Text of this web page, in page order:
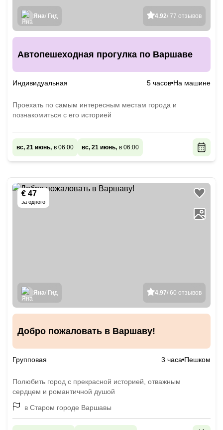
4.92/ 77 отзывов
Яна/ Гид
Автопешеходная прогулка по Варшаве
Индивидуальная 5 часов На машине
Проехать по самым интересным местам города и
познакомиться с его историей
вс, 21 июнь, в 06:00 вс, 21 июнь, в 06:00
€ 47
за одного
4.97/ 60 отзывов
Яна/ Гид
Добро пожаловать в Варшаву!
Групповая 3 часа Пешком
Полюбить город с прекрасной историей, отважным
сердцем и романтичной душой
в Старом городе Варшавы